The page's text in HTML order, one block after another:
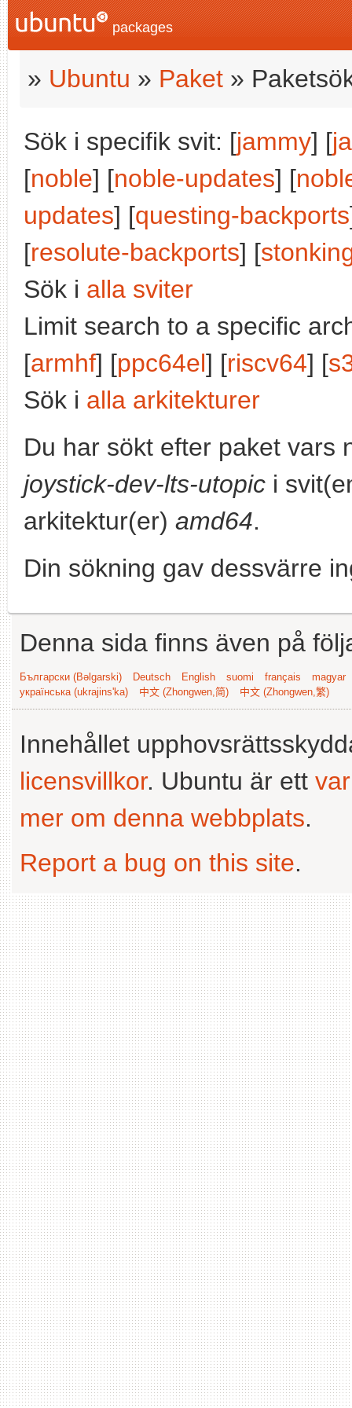
packages
» Ubuntu » Paket »
Sök i specifik svit: [jammy] [
[noble] [noble-updates] [
updates] [questing-backports
[resolute-backports] [
Sök i alla sviter
Limit search to a specific
[armhf] [ppc64el] [riscv64] [
Sök i alla arkitekturer
Du har sökt efter paket vars
joystick-dev-lts-utopic i
arkitektur(er) amd64.
Din sökning gav dessvärre
Denna sida finns även på
Български (Bəlgarski) Deutsch English suomi français
magyar
українська (ukrajins'ka)
中文 (Zhongwen,简) 中文 (Zhongwen,繁)
Innehållet
licensvillkor. Ubuntu är ett
mer om denna webbplats.
Report a bug on this site.